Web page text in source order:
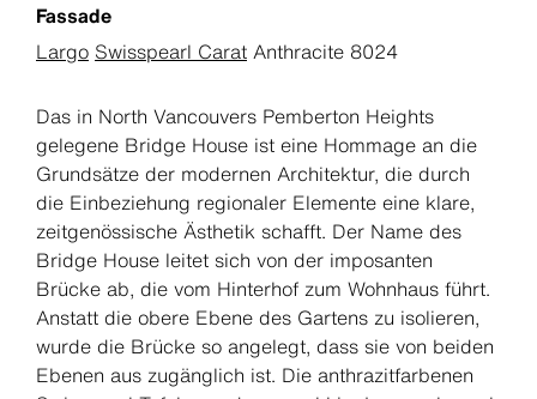
Fassade
Largo Swisspearl Carat Anthracite 8024
Das in North Vancouvers Pemberton Heights
gelegene Bridge House ist eine Hommage an die
Grundsätze der modernen Architektur, die durch
die Einbeziehung regionaler Elemente eine klare,
zeitgenössische Ästhetik schafft. Der Name des
Bridge House leitet sich von der imposanten
Brücke ab, die vom Hinterhof zum Wohnhaus führt.
Anstatt die obere Ebene des Gartens zu isolieren,
wurde die Brücke so angelegt, dass sie von beiden
Ebenen aus zugänglich ist. Die anthrazitfarbenen